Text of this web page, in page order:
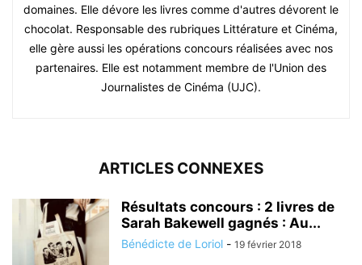
domaines. Elle dévore les livres comme d'autres dévorent le
chocolat. Responsable des rubriques Littérature et Cinéma,
elle gère aussi les opérations concours réalisées avec nos
partenaires. Elle est notamment membre de l'Union des
Journalistes de Cinéma (UJC).
ARTICLES CONNEXES
Résultats concours : 2 livres de
Sarah Bakewell gagnés : Au...
Bénédicte de Loriol - 19 février 2018